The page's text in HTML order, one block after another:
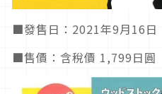
■發售日：2021年9月16日
■售價：含稅價 1,799日圓